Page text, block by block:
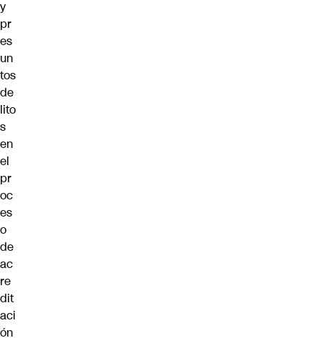
y
pr
es
un
tos
de
lito
s
en
el
pr
oc
es
o
de
ac
re
dit
aci
ón